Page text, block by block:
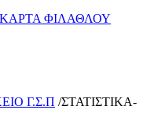
ΦΙΛΑΘΛΟΥ
Γ.Σ.Π /ΣΤΑΤΙΣΤΙΚΑ-